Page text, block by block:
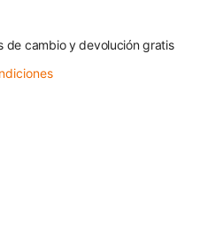
de cambio y devolución gratis